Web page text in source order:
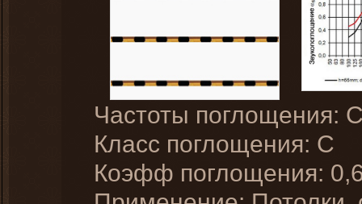
Частоты поглощения:
Класс поглощения: C
Коэфф поглощения: